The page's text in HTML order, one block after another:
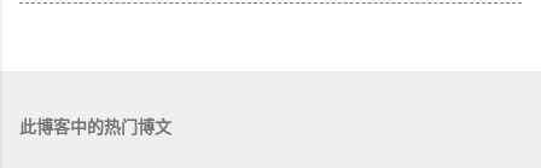
此博客中的热门博文